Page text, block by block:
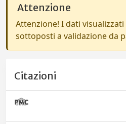
Attenzione
Attenzione! I dati
sottoposti a validazione da
Citazioni